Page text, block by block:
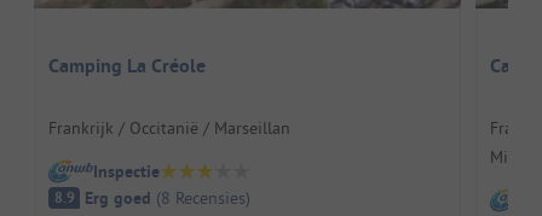
Camping La Créole
Frankrijk / Occitanië / Marseillan
Inspectie
8.9 Erg goed (8 Recensies)